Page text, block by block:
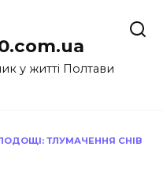
у житті Полтави
ТЛУМАЧЕННЯ СНІВ